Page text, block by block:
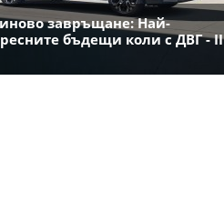
завръщане: Най-
бъдещи коли с ДВГ - II